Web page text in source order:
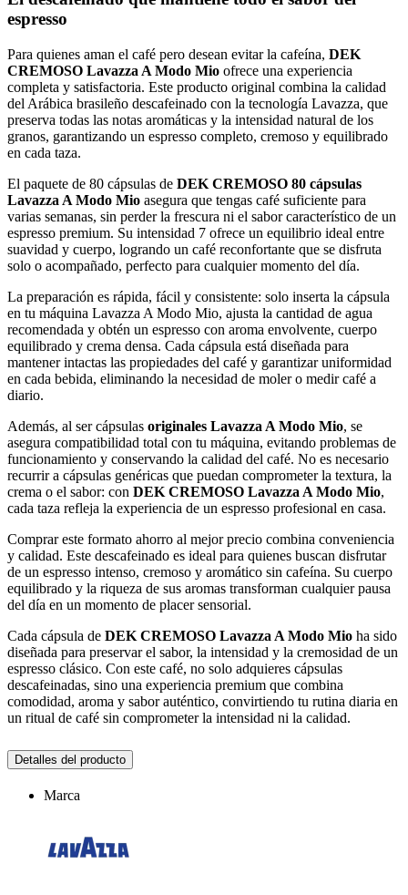
espresso
Para quienes aman el café pero desean evitar la cafeína, DEK
CREMOSO Lavazza A Modo Mio ofrece una experiencia
completa y satisfactoria. Este producto original combina la calidad
del Arábica brasileño descafeinado con la tecnología Lavazza, que
preserva todas las notas aromáticas y la intensidad natural de los
granos, garantizando un espresso completo, cremoso y equilibrado
en cada taza.
El paquete de 80 cápsulas de DEK CREMOSO 80 cápsulas
Lavazza A Modo Mio asegura que tengas café suficiente para
varias semanas, sin perder la frescura ni el sabor característico de un
espresso premium. Su intensidad 7 ofrece un equilibrio ideal entre
suavidad y cuerpo, logrando un café reconfortante que se disfruta
solo o acompañado, perfecto para cualquier momento del día.
La preparación es rápida, fácil y consistente: solo inserta la cápsula
en tu máquina Lavazza A Modo Mio, ajusta la cantidad de agua
recomendada y obtén un espresso con aroma envolvente, cuerpo
equilibrado y crema densa. Cada cápsula está diseñada para
mantener intactas las propiedades del café y garantizar uniformidad
en cada bebida, eliminando la necesidad de moler o medir café a
diario.
Además, al ser cápsulas originales Lavazza A Modo Mio, se
asegura compatibilidad total con tu máquina, evitando problemas de
funcionamiento y conservando la calidad del café. No es necesario
recurrir a cápsulas genéricas que puedan comprometer la textura, la
crema o el sabor: con DEK CREMOSO Lavazza A Modo Mio,
cada taza refleja la experiencia de un espresso profesional en casa.
Comprar este formato ahorro al mejor precio combina conveniencia
y calidad. Este descafeinado es ideal para quienes buscan disfrutar
de un espresso intenso, cremoso y aromático sin cafeína. Su cuerpo
equilibrado y la riqueza de sus aromas transforman cualquier pausa
del día en un momento de placer sensorial.
Cada cápsula de DEK CREMOSO Lavazza A Modo Mio ha sido
diseñada para preservar el sabor, la intensidad y la cremosidad de un
espresso clásico. Con este café, no solo adquieres cápsulas
descafeinadas, sino una experiencia premium que combina
comodidad, aroma y sabor auténtico, convirtiendo tu rutina diaria en
un ritual de café sin comprometer la intensidad ni la calidad.
Detalles del producto
Marca